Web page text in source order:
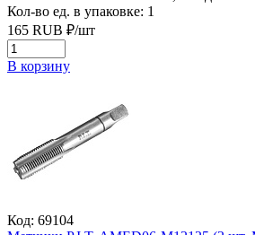
Кол-во ед. в упаковке: 1
165 RUB ₽/шт
В корзину
Код: 69104